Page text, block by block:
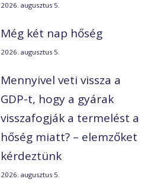
2026. augusztus 5.
Még két nap hőség
2026. augusztus 5.
Mennyivel veti vissza a
GDP-t, hogy a gyárak
visszafogják a termelést a
hőség miatt? – elemzőket
kérdeztünk
2026. augusztus 5.